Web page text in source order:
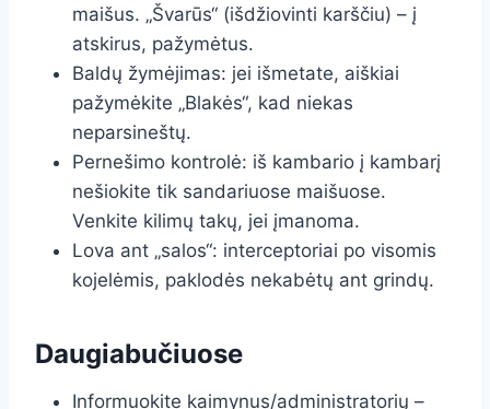
maišus. „Švarūs“ (išdžiovinti karščiu) – į
atskirus, pažymėtus.
Baldų žymėjimas: jei išmetate, aiškiai
pažymėkite „Blakės“, kad niekas
neparsineštų.
Pernešimo kontrolė: iš kambario į kambarį
nešiokite tik sandariuose maišuose.
Venkite kilimų takų, jei įmanoma.
Lova ant „salos“: interceptoriai po visomis
kojelėmis, paklodės nekabėtų ant grindų.
Daugiabučiuose
Informuokite kaimynus/administratorių –